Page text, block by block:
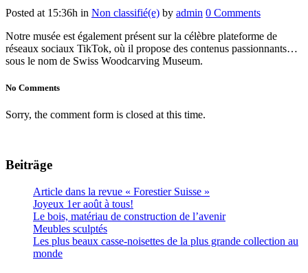
Posted at 15:36h in Non classifié(e) by admin 0 Comments
Notre musée est également présent sur la célèbre plateforme de
réseaux sociaux TikTok, où il propose des contenus passionnants…
sous le nom de Swiss Woodcarving Museum.
No Comments
Sorry, the comment form is closed at this time.
Beiträge
Article dans la revue « Forestier Suisse »
Joyeux 1er août à tous!
Le bois, matériau de construction de l’avenir
Meubles sculptés
Les plus beaux casse-noisettes de la plus grande collection au
monde